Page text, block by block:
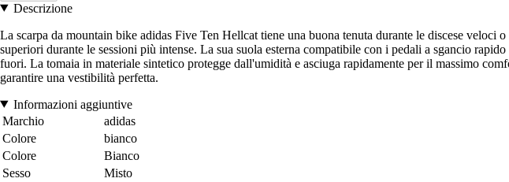
Descrizione
La scarpa da mountain bike adidas Five Ten Hellcat tiene una buona tenuta durante le discese
superiori durante le sessioni più intense. La sua suola esterna compatibile con i pedali a sgancio
fuori. La tomaia in materiale sintetico protegge dall'umidità e asciuga rapidamente per il massimo
garantire una vestibilità perfetta.
Informazioni aggiuntive
Marchio
adidas
Colore
bianco
Colore
Bianco
Sesso
Misto